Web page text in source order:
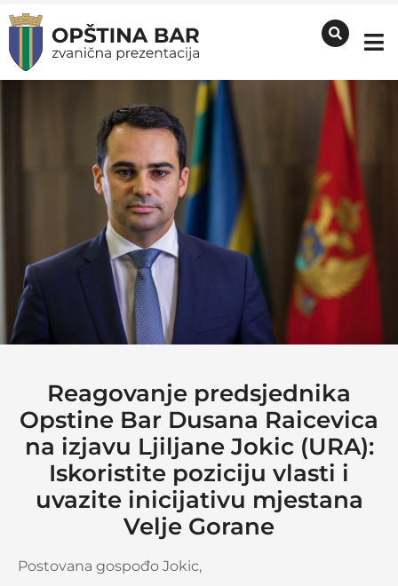
Reagovanje predsjednika
Opstine Bar Dusana Raicevica
na izjavu Ljiljane Jokic (URA):
Iskoristite poziciju vlasti i
uvazite inicijativu mjestana
Velje Gorane
Postovana gospođo Jokic,